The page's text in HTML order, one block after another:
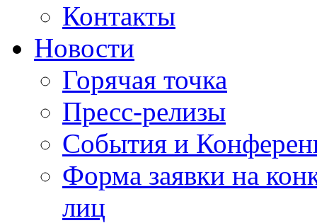
Контакты
Новости
Горячая точка
Пресс-релизы
События и
Форма заявки на
лиц